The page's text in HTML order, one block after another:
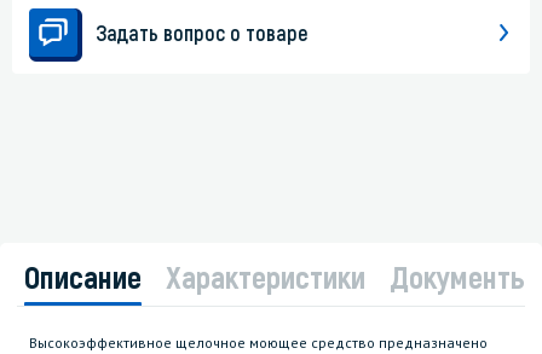
Задать вопрос о товаре
Описание Характеристики Документы
Высокоэффективное щелочное моющее средство предназначено